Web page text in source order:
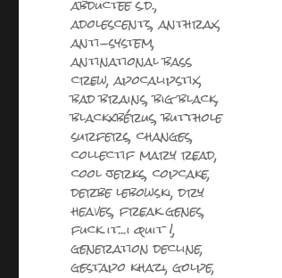
adolescents,anthrax,
anti-system,
antinational bass
crew,apocalipstix,
bad brains,big black,
blackxbérus,butthole
surfers,changes,
collectif mary read,
cool jerks,copcake,
derbe lebowski,dry
heaves,freak genes,
fuck it...i quit !,
generation decline,
gestapo khazi,golpe,